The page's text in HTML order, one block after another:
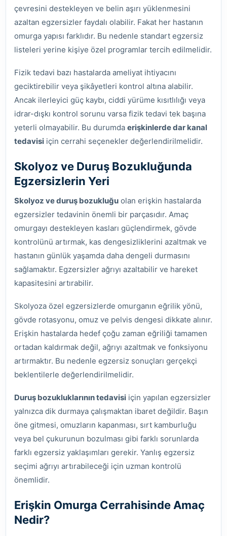
çevresini destekleyen ve belin aşırı yüklenmesini
azaltan egzersizler faydalı olabilir. Fakat her hastanın
omurga yapısı farklıdır. Bu nedenle standart egzersiz
listeleri yerine kişiye özel programlar tercih edilmelidir.
Fizik tedavi bazı hastalarda ameliyat ihtiyacını
geciktirebilir veya şikâyetleri kontrol altına alabilir.
Ancak ilerleyici güç kaybı, ciddi yürüme kısıtlılığı veya
idrar-dışkı kontrol sorunu varsa fizik tedavi tek başına
yeterli olmayabilir. Bu durumda erişkinlerde dar kanal
tedavisi için cerrahi seçenekler değerlendirilmelidir.
Skolyoz ve Duruş Bozukluğunda
Egzersizlerin Yeri
Skolyoz ve duruş bozukluğu olan erişkin hastalarda
egzersizler tedavinin önemli bir parçasıdır. Amaç
omurgayı destekleyen kasları güçlendirmek, gövde
kontrolünü artırmak, kas dengesizliklerini azaltmak ve
hastanın günlük yaşamda daha dengeli durmasını
sağlamaktır. Egzersizler ağrıyı azaltabilir ve hareket
kapasitesini artırabilir.
Skolyoza özel egzersizlerde omurganın eğrilik yönü,
gövde rotasyonu, omuz ve pelvis dengesi dikkate alınır.
Erişkin hastalarda hedef çoğu zaman eğriliği tamamen
ortadan kaldırmak değil, ağrıyı azaltmak ve fonksiyonu
artırmaktır. Bu nedenle egzersiz sonuçları gerçekçi
beklentilerle değerlendirilmelidir.
Duruş bozukluklarının tedavisi için yapılan egzersizler
yalnızca dik durmaya çalışmaktan ibaret değildir. Başın
öne gitmesi, omuzların kapanması, sırt kamburluğu
veya bel çukurunun bozulması gibi farklı sorunlarda
farklı egzersiz yaklaşımları gerekir. Yanlış egzersiz
seçimi ağrıyı artırabileceği için uzman kontrolü
önemlidir.
Erişkin Omurga Cerrahisinde Amaç
Nedir?